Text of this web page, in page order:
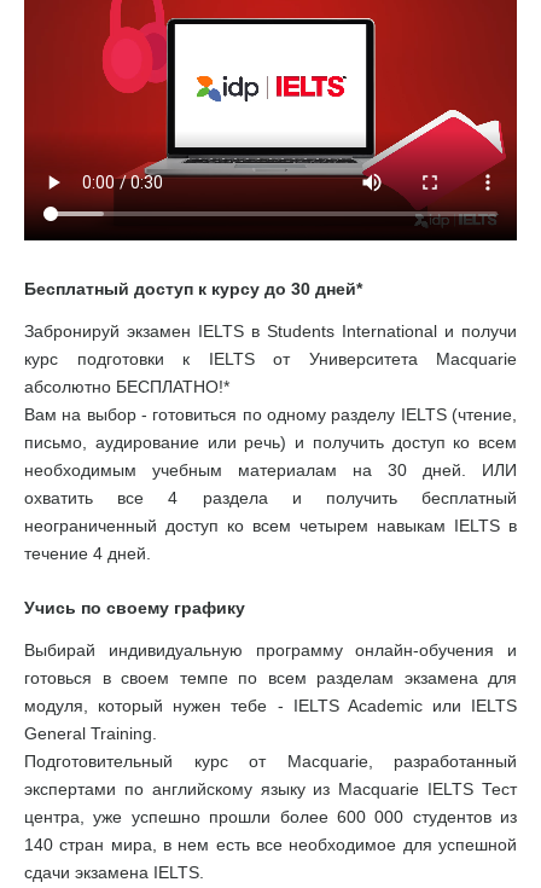
Бесплатный доступ к курсу до 30 дней*
Забронируй экзамен IELTS в Students International и получи
курс подготовки к IELTS от Университета Macquarie
абсолютно БЕСПЛАТНО!*
Вам на выбор - готовиться по одному разделу IELTS (чтение,
письмо, аудирование или речь) и получить доступ ко всем
необходимым учебным материалам на 30 дней. ИЛИ
охватить все 4 раздела и получить бесплатный
неограниченный доступ ко всем четырем навыкам IELTS в
течение 4 дней.
Учись по своему графику
Выбирай индивидуальную программу онлайн-обучения и
готовься в своем темпе по всем разделам экзамена для
модуля, который нужен тебе - IELTS Academic или IELTS
General Training.
Подготовительный курс от Macquarie, разработанный
экспертами по английскому языку из Macquarie IELTS Тест
центра, уже успешно прошли более 600 000 студентов из
140 стран мира, в нем есть все необходимое для успешной
сдачи экзамена IELTS.